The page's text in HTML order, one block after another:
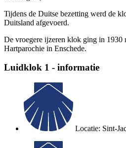
Tijdens de Duitse bezetting werd de
Duitsland afgevoerd.
De vroegere ijzeren klok ging in 1930
Hartparochie in Enschede.
Luidklok 1 - informatie
Locatie: Sint-